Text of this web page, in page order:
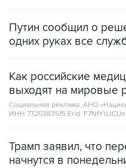
Путин сообщил о
одних руках все
Как российские
выходят на мировые
Социальная реклама, АНО
ИНН 7725383515 Erid:
Трамп заявил, что
начнутся в